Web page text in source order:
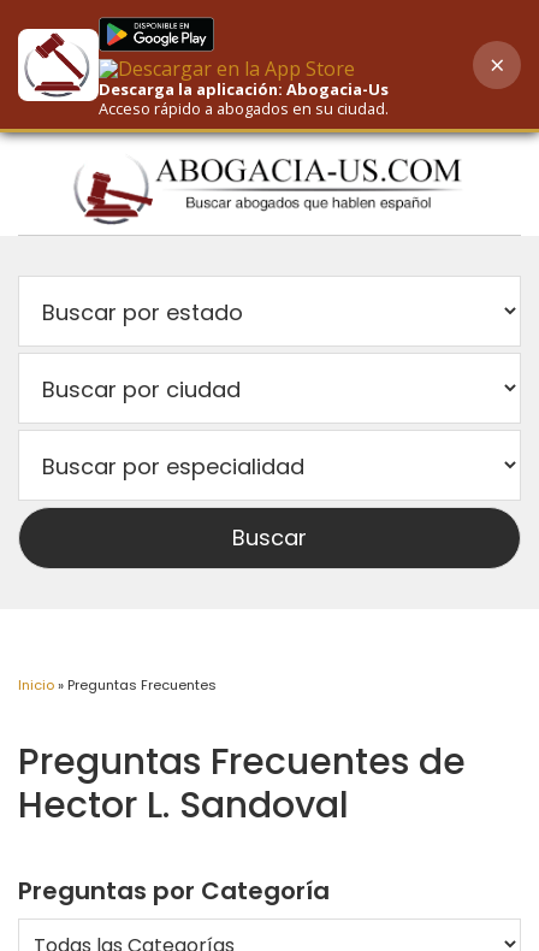
AI-Powered Search
Inicio» Preguntas Frecuentes
Preguntas Frecuentes de
Hector L. Sandoval
Preguntas por Categoría
Descarga la aplicación: Abogacia-Us
Acceso rápido a abogados en su ciudad.
×